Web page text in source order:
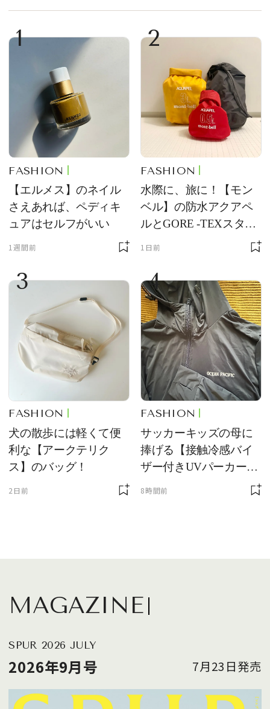
1
FASHION
【エルメス】のネイル
さえあれば、ペディキ
ュアはセルフがいい
1週間前
2
FASHION
水際に、旅に！【モン
ベル】の防水アクアペ
ルとGORE -TEXスタッ
フバッグが優秀すぎる
1日前
3
FASHION
犬の散歩には軽くて便
利な【アークテリク
ス】のバッグ！
2日前
4
FASHION
サッカーキッズの母に
捧げる【接触冷感バイ
ザー付きUVパーカー】
8時間前
MAGAZINE
SPUR 2026 JULY
2026年9月号 7月23日発売